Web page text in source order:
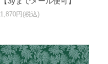
1,870円(税込)